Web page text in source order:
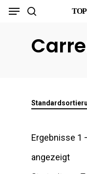
SkipMenu
Ergebnisse 1
angezeigt